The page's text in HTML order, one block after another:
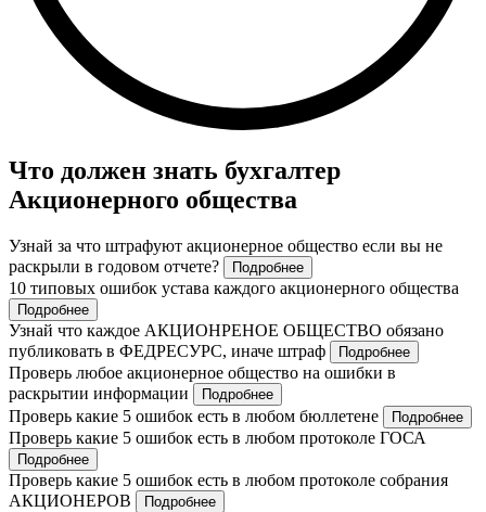
Что должен знать бухгалтер
Акционерного общества
Узнай за что штрафуют акционерное общество если вы не
раскрыли в годовом отчете?
Подробнее
10 типовых ошибок устава каждого акционерного общества
Подробнее
Узнай что каждое АКЦИОНРЕНОЕ ОБЩЕСТВО обязано
публиковать в ФЕДРЕСУРС, иначе штраф
Подробнее
Проверь любое акционерное общество на ошибки в
раскрытии информации
Подробнее
Проверь какие 5 ошибок есть в любом бюллетене Подробнее
Проверь какие 5 ошибок есть в любом протоколе ГОСА
Подробнее
Проверь какие 5 ошибок есть в любом протоколе собрания
АКЦИОНЕРОВ
Подробнее